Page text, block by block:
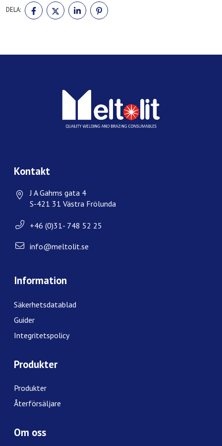
DELA:
DELA
PÅ
FACEBOOK
DELA
PÅ
TWITTER
DELA
PÅ
LINKEDIN
PÅ
Kontakt
J A Gahms gata 4
S-421 31 Västra Frölunda
+46 (0)31- 748 52 25
info@meltolit.se
Information
Säkerhetsdatablad
Guider
Integritetspolicy
Produkter
Produkter
Återförsäljare
Om oss